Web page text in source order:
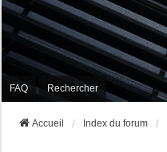
FAQ Rechercher
Accueil Index du forum